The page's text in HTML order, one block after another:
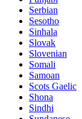
Serbian
Sesotho
Sinhala
Slovak
Slovenian
Somali
Samoan
Scots Gaelic
Shona
Sindhi